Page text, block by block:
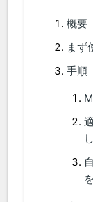
概要
まず
手順